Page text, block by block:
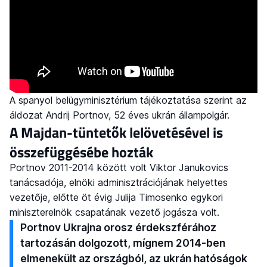
A spanyol belügyminisztérium tájékoztatása szerint az
áldozat Andrij Portnov, 52 éves ukrán állampolgár.
A Majdan-tüntetők lelövetésével is
összefüggésébe hozták
Portnov 2011-2014 között volt Viktor Janukovics
tanácsadója, elnöki adminisztrációjának helyettes
vezetője, előtte öt évig Julija Timosenko egykori
miniszterelnök csapatának vezető jogásza volt.
Portnov Ukrajna orosz érdekszférához
tartozásán dolgozott, mígnem 2014-ben
elmenekült az országból, az ukrán hatóságok